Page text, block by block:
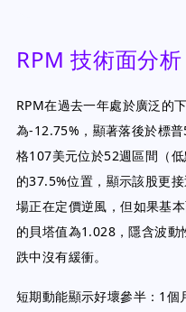
RPM 技術面分析
RPM在過去一年處於廣泛的
為-12.75%，顯著落後於標
格107美元位於52週區間（
的37.5%位置，顯示該股更
場正在定價逆風，但如果基
的貝塔值為1.028，隱含波
跌中沒有緩衝。
短期動能顯示好壞參半：1